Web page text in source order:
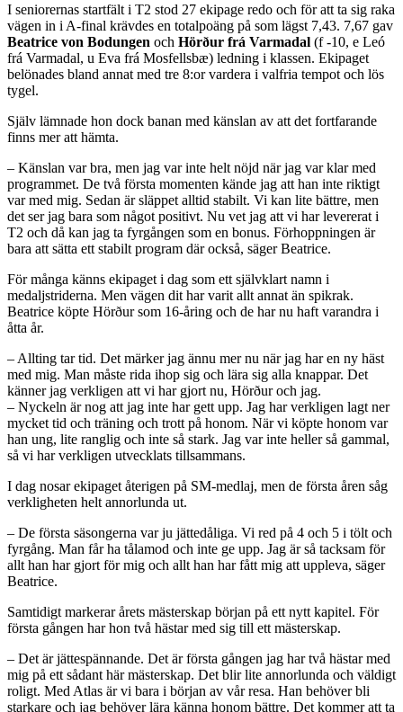
I seniorernas startfält i T2 stod 27 ekipage redo och för att ta sig raka
vägen in i A-final krävdes en totalpoäng på som lägst 7,43. 7,67 gav
Beatrice von Bodungen och Hörður frá Varmadal (f -10, e Leó
frá Varmadal, u Eva frá Mosfellsbæ) ledning i klassen. Ekipaget
belönades bland annat med tre 8:or vardera i valfria tempot och lös
tygel.
Själv lämnade hon dock banan med känslan av att det fortfarande
finns mer att hämta.
– Känslan var bra, men jag var inte helt nöjd när jag var klar med
programmet. De två första momenten kände jag att han inte riktigt
var med mig. Sedan är släppet alltid stabilt. Vi kan lite bättre, men
det ser jag bara som något positivt. Nu vet jag att vi har levererat i
T2 och då kan jag ta fyrgången som en bonus. Förhoppningen är
bara att sätta ett stabilt program där också, säger Beatrice.
För många känns ekipaget i dag som ett självklart namn i
medaljstriderna. Men vägen dit har varit allt annat än spikrak.
Beatrice köpte Hörður som 16-åring och de har nu haft varandra i
åtta år.
– Allting tar tid. Det märker jag ännu mer nu när jag har en ny häst
med mig. Man måste rida ihop sig och lära sig alla knappar. Det
känner jag verkligen att vi har gjort nu, Hörður och jag.
– Nyckeln är nog att jag inte har gett upp. Jag har verkligen lagt ner
mycket tid och träning och trott på honom. När vi köpte honom var
han ung, lite ranglig och inte så stark. Jag var inte heller så gammal,
så vi har verkligen utvecklats tillsammans.
I dag nosar ekipaget återigen på SM-medlaj, men de första åren såg
verkligheten helt annorlunda ut.
– De första säsongerna var ju jättedåliga. Vi red på 4 och 5 i tölt och
fyrgång. Man får ha tålamod och inte ge upp. Jag är så tacksam för
allt han har gjort för mig och allt han har fått mig att uppleva, säger
Beatrice.
Samtidigt markerar årets mästerskap början på ett nytt kapitel. För
första gången har hon två hästar med sig till ett mästerskap.
– Det är jättespännande. Det är första gången jag har två hästar med
mig på ett sådant här mästerskap. Det blir lite annorlunda och väldigt
roligt. Med Atlas är vi bara i början av vår resa. Han behöver bli
starkare och jag behöver lära känna honom bättre. Det kommer att ta